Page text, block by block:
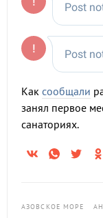
Как сообщали
занял первое
санаториях.
АЗОВСКОЕ МОРЕ